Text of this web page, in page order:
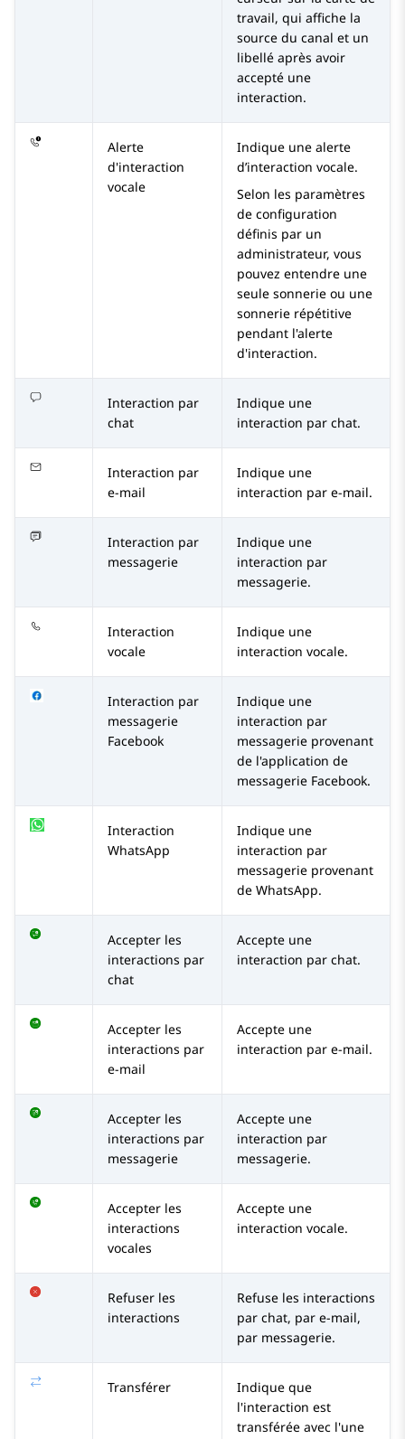
travail, qui affiche la
source du canal et un
libellé après avoir
accepté une
interaction.
Alerte
d'interaction
vocale
Indique une alerte
d’interaction vocale.
Selon les paramètres
de configuration
définis par un
administrateur, vous
pouvez entendre une
seule sonnerie ou une
sonnerie répétitive
pendant l'alerte
d'interaction.
Interaction par
chat
Indique une
interaction par chat.
Interaction par
e-mail
Indique une
interaction par e-mail.
Interaction par
messagerie
Indique une
interaction par
messagerie.
Interaction
vocale
Indique une
interaction vocale.
Interaction par
messagerie
Facebook
Indique une
interaction par
messagerie provenant
de l'application de
messagerie Facebook.
Interaction
WhatsApp
Indique une
interaction par
messagerie provenant
de WhatsApp.
Accepter les
interactions par
chat
Accepte une
interaction par chat.
Accepter les
interactions par
e-mail
Accepte une
interaction par e-mail.
Accepter les
interactions par
messagerie
Accepte une
interaction par
messagerie.
Accepter les
interactions
vocales
Accepte une
interaction vocale.
Refuser les
interactions
Refuse les interactions
par chat, par e-mail,
par messagerie.
Transférer
Indique que
l'interaction est
transférée avec l'une